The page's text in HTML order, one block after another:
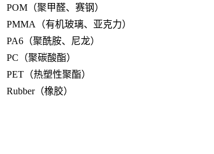
POM（聚甲醛、赛钢）
PMMA（有机玻璃、亚克力）
PA6（聚酰胺、尼龙）
PC（聚碳酸酯）
PET（热塑性聚酯）
Rubber（橡胶）